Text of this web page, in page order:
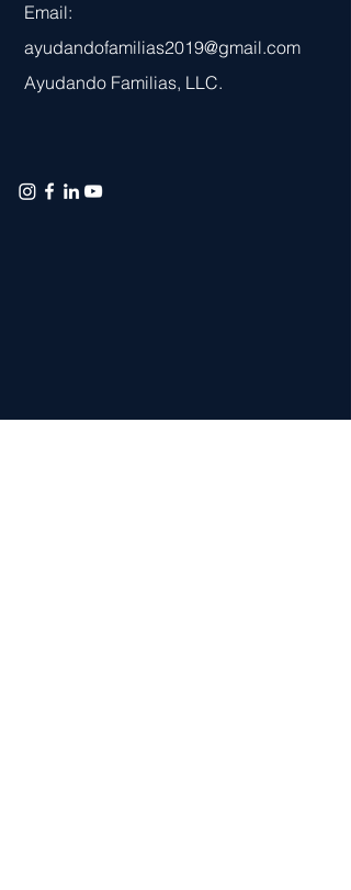
Email:
ayudandofamilias2019@gmail.com
Ayudando Familias, LLC.